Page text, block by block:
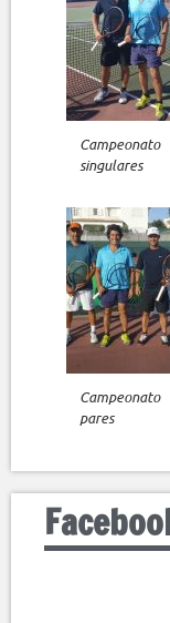
singulares
pares